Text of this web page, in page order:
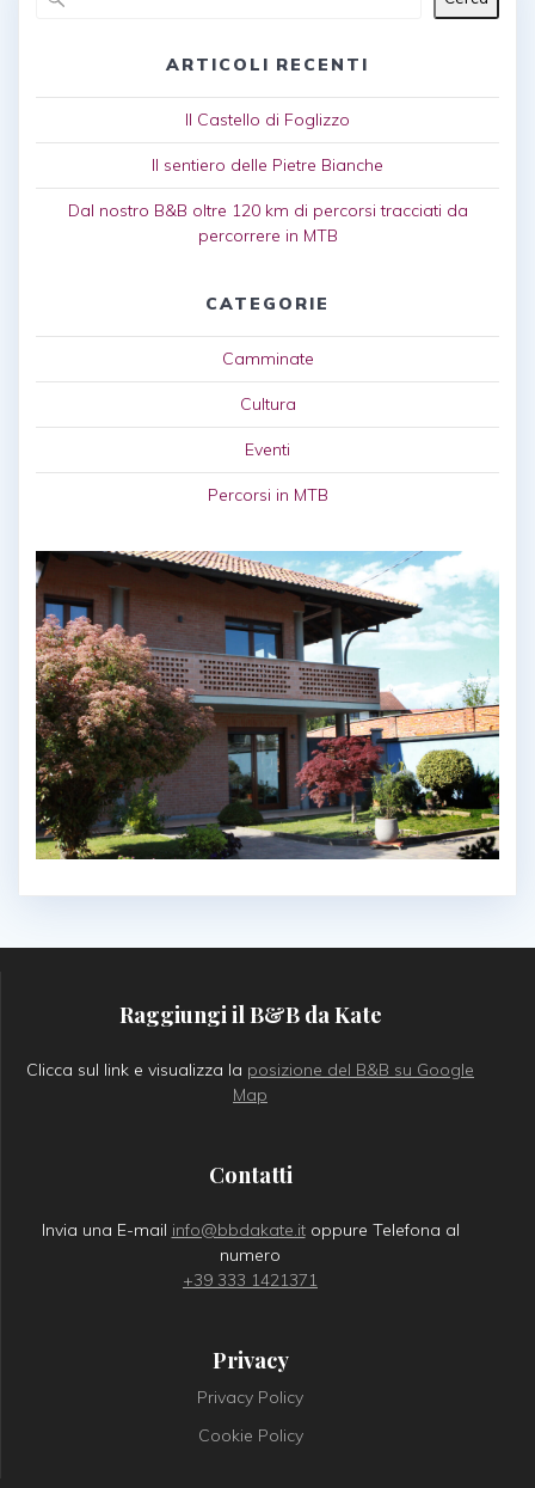
ARTICOLI RECENTI
Il Castello di Foglizzo
Il sentiero delle Pietre Bianche
Dal nostro B&B oltre 120 km di percorsi tracciati da
percorrere in MTB
CATEGORIE
Camminate
Cultura
Eventi
Percorsi in MTB
Raggiungi il B&B da Kate
Clicca sul link e visualizza la posizione del B&B su Google
Map
Contatti
Invia una E-mail info@bbdakate.itoppure Telefona al
numero
+39 333 1421371
Privacy
Privacy Policy
Cookie Policy